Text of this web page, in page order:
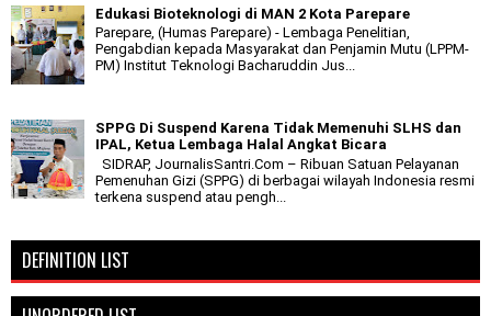
Edukasi Bioteknologi di MAN 2 Kota Parepare
Parepare, (Humas Parepare) - Lembaga Penelitian,
Pengabdian kepada Masyarakat dan Penjamin Mutu (LPPM-
PM) Institut Teknologi Bacharuddin Jus...
SPPG Di Suspend Karena Tidak Memenuhi SLHS dan
IPAL, Ketua Lembaga Halal Angkat Bicara
SIDRAP, JournalisSantri.Com – Ribuan Satuan Pelayanan
Pemenuhan Gizi (SPPG) di berbagai wilayah Indonesia resmi
terkena suspend atau pengh...
DEFINITION LIST